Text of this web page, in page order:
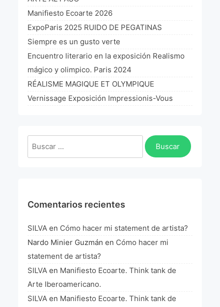
Manifiesto Ecoarte 2026
ExpoParis 2025 RUIDO DE PEGATINAS
Siempre es un gusto verte
Encuentro literario en la exposición Realismo
mágico y olimpico. Paris 2024
RÉALISME MAGIQUE ET OLYMPIQUE
Vernissage Exposición Impressionis-Vous
Buscar:
Comentarios recientes
SILVA en Cómo hacer mi statement de artista?
Nardo Minier Guzmán en Cómo hacer mi
statement de artista?
SILVA en Manifiesto Ecoarte. Think tank de
Arte Iberoamericano.
SILVA en Manifiesto Ecoarte. Think tank de